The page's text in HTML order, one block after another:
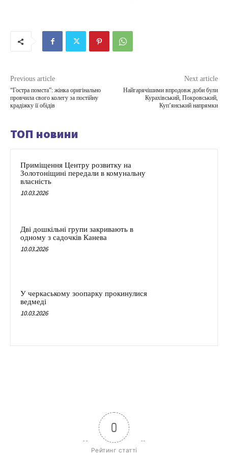
Previous article
“Гостра помста”: жінка оригінально
провчила свого колегу за постійну
крадіжку її обідів
Next article
Найгарячішими впродовж доби були
Курахівський, Покровський,
Куп’янський напрямки
ТОП новини
Приміщення Центру розвитку на
Золотоніщині передали в комунальну
власність
10.03.2026
Дві дошкільні групи закривають в
одному з садочків Канева
10.03.2026
У черкаському зоопарку прокинулися
ведмеді
10.03.2026
0
Рейтинг статті